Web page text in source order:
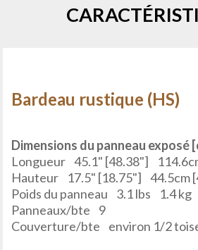
Bardeau rustique
Dimensions du panneau exposé
Longueur 45.1" [48.38"]
Hauteur
17.5" [18.75"]
44.5cm
Poids du panneau
3.1 lbs
1.4 kg
Panneaux/bte
9
Couverture/bte
environ 1/2